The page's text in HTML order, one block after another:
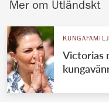
Mer om Utländskt
Victorias